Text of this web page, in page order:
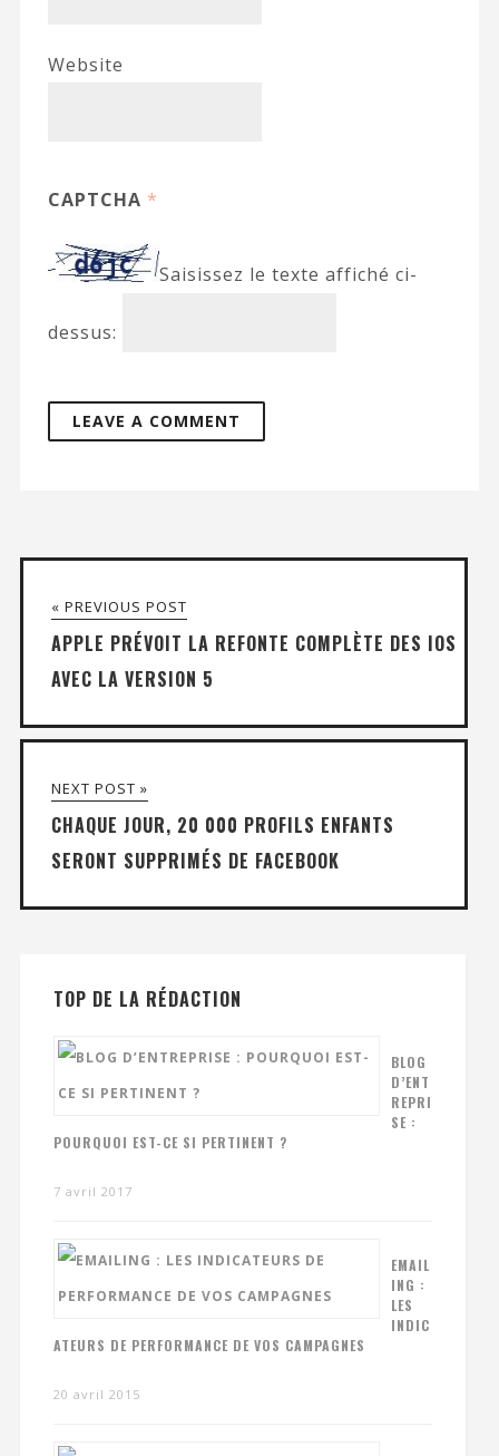
Website
CAPTCHA *
Saisissez le texte affiché ci-
dessus:
« PREVIOUS POST
APPLE PRÉVOIT LA REFONTE COMPLÈTE DES IOS
AVEC LA VERSION 5
NEXT POST »
CHAQUE JOUR, 20 000 PROFILS ENFANTS
SERONT SUPPRIMÉS DE FACEBOOK
TOP DE LA RÉDACTION
BLOG
D’ENT
REPRI
SE :
POURQUOI EST-CE SI PERTINENT ?
7 avril 2017
EMAIL
ING :
LES
INDIC
ATEURS DE PERFORMANCE DE VOS CAMPAGNES
20 avril 2015